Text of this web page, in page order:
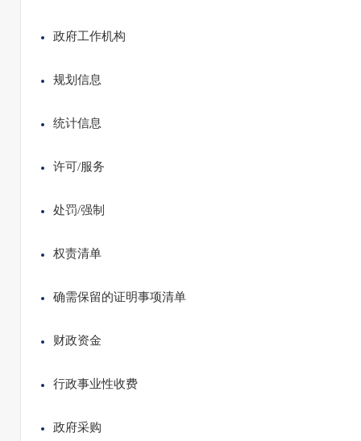
政府工作机构
规划信息
统计信息
许可/服务
处罚/强制
权责清单
确需保留的证明事项清单
财政资金
行政事业性收费
政府采购